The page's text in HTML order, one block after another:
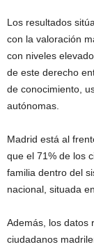
Los resultados
con la valoración
con niveles
de este derecho
de conocimiento,
autónomas.
Madrid está al
que el 71% de los
familia dentro del
nacional, situada
Además, los datos
ciudadanos